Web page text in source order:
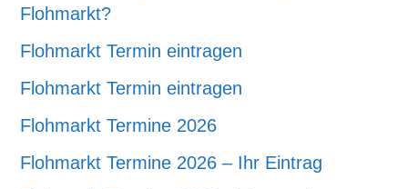
Flohmarkt?
Flohmarkt Termin eintragen
Flohmarkt Termin eintragen
Flohmarkt Termine 2026
Flohmarkt Termine 2026 – Ihr Eintrag